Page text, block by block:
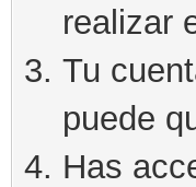
realizar
Tu
puede
Has